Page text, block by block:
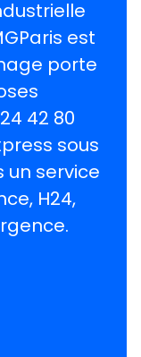
est
porte
42 80
sous
un service
H24,